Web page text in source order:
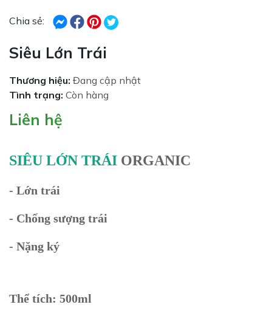
Chia sẻ:
Siêu Lớn Trái
Thương hiệu: Đang cập nhật
Tình trạng: Còn hàng
Liên hệ
SIÊU LỚN TRÁI ORGANIC
- Lớn trái
- Chống sượng trái
- Nặng ký
Thể tích: 500ml